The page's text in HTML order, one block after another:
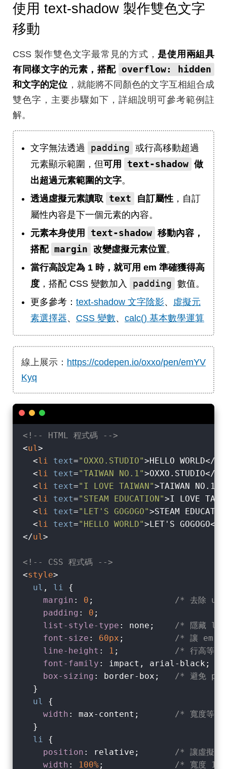
使用 text-shadow 製作雙色文字
移動
CSS 製作雙色文字最常見的方式， 是使用兩組具
有同樣文字的元素，搭配 overflow: hidden
和文字的定位 ，就能將不同顏色的文字互相組合成
雙色字，主要步驟如下，詳細說明可參考範例註
解。
文字無法透過 padding 或行高移動超過
元素顯示範圍，但可用 text-shadow 做
出超過元素範圍的文字。
透過虛擬元素讀取
text 自訂屬性 ，自訂
屬性內容是下一個元素的內容。
元素本身使用
text-shadow 移動內容，
搭配 margin 改變虛擬元素位置。
當行高設定為 1 時，就可用 em 準確獲得高
度 ，搭配 CSS 變數加入 padding 數值。
更多參考： text-shadow 文字陰影、 虛擬元
素選擇器、 CSS 變數、 calc() 基本數學運算
線上展示： https://codepen.io/oxxo/pen/emYV
Kyq
<!-- HTML 程式碼 -->
<ul>
<li text="OXXO.STUDIO">HELLO WORLD</
<li text="TAIWAN NO.1">OXXO.STUDIO</
<li text="I LOVE TAIWAN">TAIWAN NO.1
<li text="STEAM EDUCATION">I LOVE
<li text="LET'S GOGOGO">STEAM
<li text="HELLO WORLD">LET'S GOGOGO</
</ul>
<!-- CSS 程式碼 -->
<style>
ul , li {
margin : 0 ; /* 去除 ul
padding : 0 ;
list-style-type : none; /* 隱藏 li
font-size : 60px ; /* 讓 em
line-height : 1 ; /* 行高等於
font-family : impact, arial-black;
box-sizing : border-box; /* 避免
  }
ul
{
width : max-content; /* 寬度等於
  }
li {
position : relative; /* 讓虛擬元
width : 100%; /* 寬度